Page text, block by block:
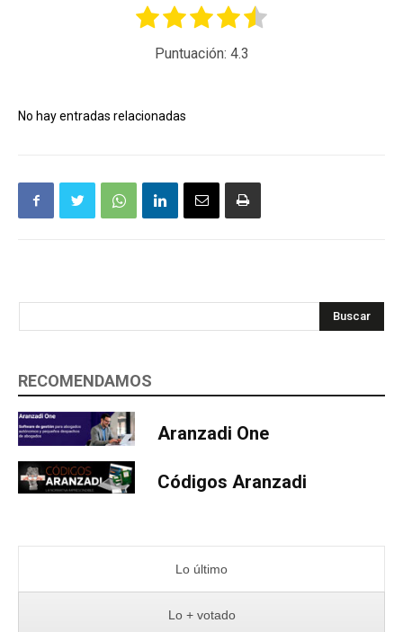
Puntuación: 4.3
No hay entradas relacionadas
Buscar
RECOMENDAMOS
Aranzadi One
Códigos Aranzadi
Lo último
Lo + votado